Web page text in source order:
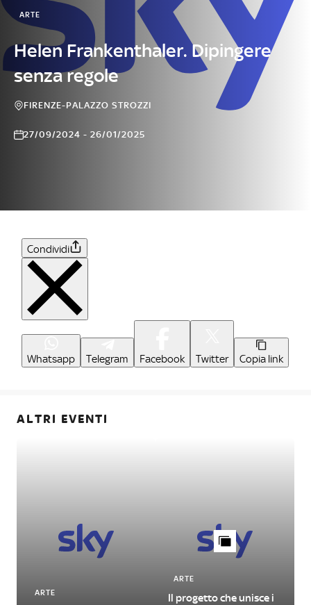
ARTE
Helen Frankenthaler. Dipingere
senza regole
FIRENZE-PALAZZO STROZZI
27/09/2024 - 26/01/2025
Condividi
Whatsapp Telegram Facebook Twitter Copia link
ALTRI EVENTI
ARTE
ARTE
Il progetto che unisce i